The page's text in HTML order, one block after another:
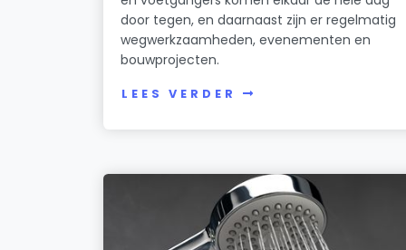
door tegen, en daarnaast zijn er regelmatig
wegwerkzaamheden, evenementen en
bouwprojecten.
LEES VERDER